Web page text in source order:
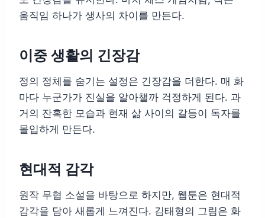
움직임 하나가 생사의 차이를 만든다.
이중 생활의 긴장감
정의 정체를 숨기는 설정은 긴장감을 더한다. 매 화
마다 누군가가 진실을 알아챌까 걱정하게 된다. 과
거의 잔혹한 모습과 현재 삶 사이의 갈등이 독자를
몰입하게 만든다.
현대적 감각
원작 무협 소설을 바탕으로 하지만, 웹툰은 현대적
감각을 담아 새롭게 느껴진다. 김태형의 그림은 화